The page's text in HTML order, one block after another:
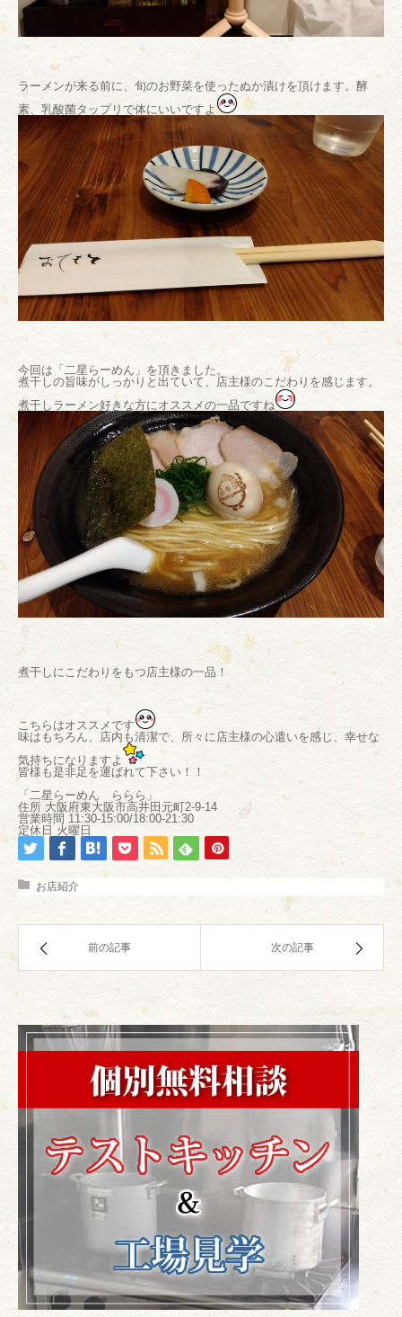
ラーメンが来る前に、旬のお野菜を使ったぬか漬けを頂けます。酵
素、乳酸菌タップリで体にいいですよ
今回は「二星らーめん」を頂きました。
煮干しの旨味がしっかりと出ていて、店主様のこだわりを感じます。
煮干しラーメン好きな方にオススメの一品ですね
煮干しにこだわりをもつ店主様の一品！
こちらはオススメです
味はもちろん、店内も清潔で、所々に店主様の心遣いを感じ、幸せな
気持ちになりますよ
皆様も是非足を運ばれて下さい！！
「二星らーめん ららら」
住所 大阪府東大阪市高井田元町2-9-14
営業時間 11:30-15:00/18:00-21:30
定休日 火曜日
お店紹介
前の記事 次の記事